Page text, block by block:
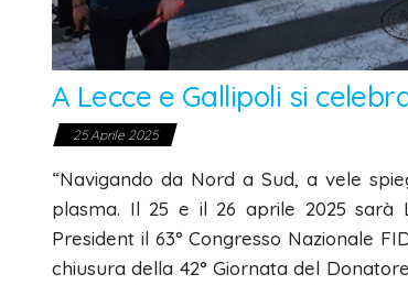
A Lecce e Gallipoli si
25 Aprile 2025
“Navigando da Nord a Sud, a vele
plasma. Il 25 e il 26 aprile 2025 sarà
President il 63° Congresso Nazionale
chiusura della 42° Giornata del